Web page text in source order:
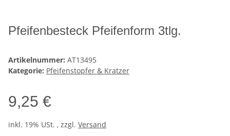
Pfeifenbesteck Pfeifenform 3tlg.
Artikelnummer: AT13495
Kategorie: Pfeifenstopfer & Kratzer
9,25 €
inkl. 19% USt. , zzgl. Versand